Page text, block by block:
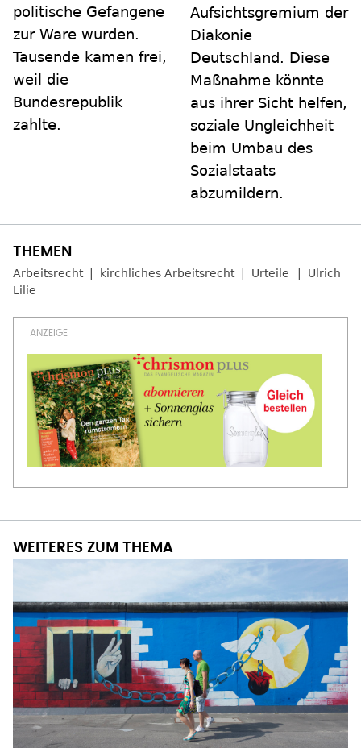
politische Gefangene
zur Ware wurden.
Tausende kamen frei,
weil die
Bundesrepublik
zahlte.
Aufsichtsgremium der
Diakonie
Deutschland. Diese
Maßnahme könnte
aus ihrer Sicht helfen,
soziale Ungleichheit
beim Umbau des
Sozialstaats
abzumildern.
Arbeitsrecht kirchliches Arbeitsrecht Urteile
Ulrich
Lilie
WEITERES ZUM THEMA